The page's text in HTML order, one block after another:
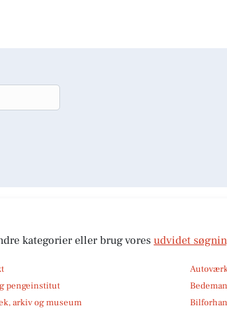
kategorier eller brug vores udvidet
pengeinstitut
arkiv og museum